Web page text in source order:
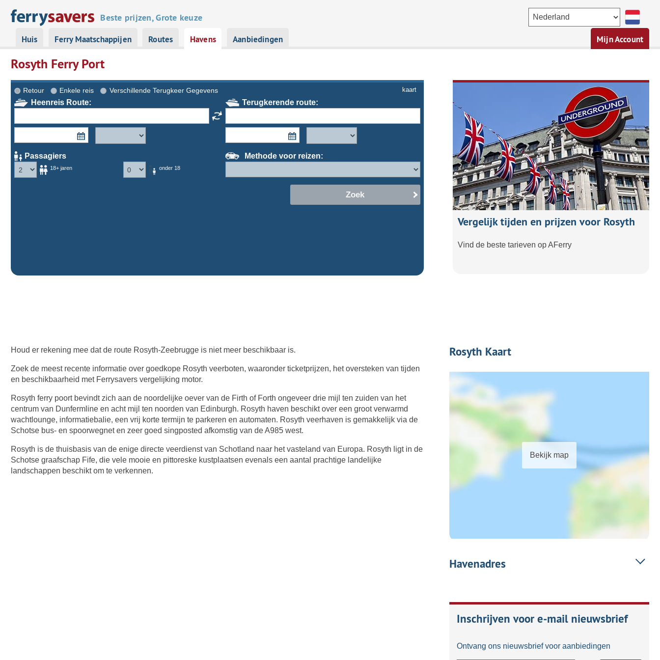
Beste prijzen, Grote keuze
Huis Ferry Maatschappijen Routes Havens Aanbiedingen Mijn Account
Rosyth Ferry Port
Retour Enkele reis Verschillende Terugkeer Gegevens kaart
Heenreis Route:
Passagiers
18+ jaren onder 18
Methode voor reizen:
Terugkerende route:
Zoek
Vergelijk tijden en prijzen voor Rosyth
Vind de beste tarieven op AFerry
Houd er rekening mee dat de route Rosyth-Zeebrugge is niet meer beschikbaar is.
Zoek de meest recente informatie over goedkope Rosyth veerboten, waaronder ticketprijzen, het oversteken van tijden
en beschikbaarheid met Ferrysavers vergelijking motor.
Rosyth ferry poort bevindt zich aan de noordelijke oever van de Firth of Forth ongeveer drie mijl ten zuiden van het
centrum van Dunfermline en acht mijl ten noorden van Edinburgh. Rosyth haven beschikt over een groot verwarmd
wachtlounge, informatiebalie, een vrij korte termijn te parkeren en automaten. Rosyth veerhaven is gemakkelijk via de
Schotse bus- en spoorwegnet en zeer goed singposted afkomstig van de A985 west.
Rosyth is de thuisbasis van de enige directe veerdienst van Schotland naar het vasteland van Europa. Rosyth ligt in de
Schotse graafschap Fife, die vele mooie en pittoreske kustplaatsen evenals een aantal prachtige landelijke
landschappen beschikt om te verkennen.
Rosyth Kaart
Bekijk map
Havenadres
Inschrijven voor e-mail nieuwsbrief
Ontvang ons nieuwsbrief voor aanbiedingen